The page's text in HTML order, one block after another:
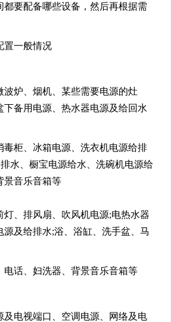
都要配备哪些设备，然后再根据需
置一般情况
波炉、烟机、某些需要电源的灶
下备用电源、热水器电源及给回水
毒柜、冰箱电源、洗衣机电源给排
水、橱宝电源给水、洗碗机电源给
景音乐音箱等
灯、排风扇、吹风机电源;电热水器
源及给排水;浴、浴缸、洗手盆、马
电话、妇洗器、背景音乐音箱等
及电视端口、空调电源、网络及电